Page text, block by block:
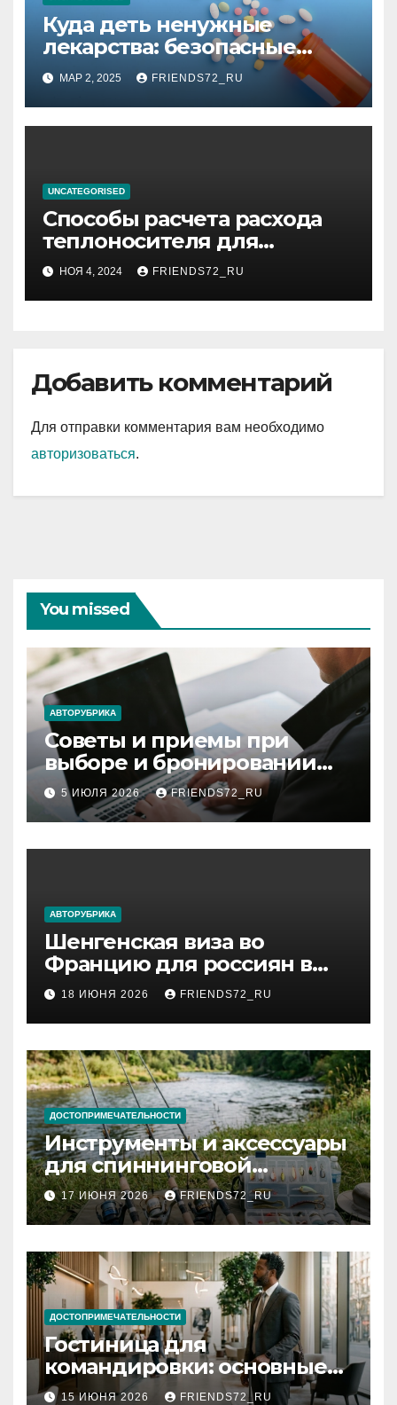
Куда деть ненужные
лекарства: безопасные
способы утилизации
МАР 2, 2025 FRIENDS72_RU
UNCATEGORISED
Способы расчета расхода
теплоносителя для
системы отопления
НОЯ 4, 2024 FRIENDS72_RU
Добавить комментарий
Для отправки комментария вам необходимо
авторизоваться.
You missed
АВТОРУБРИКА
Советы и приемы при
выборе и бронировании
авиабилетов
5 ИЮЛЯ 2026 FRIENDS72_RU
АВТОРУБРИКА
Шенгенская виза во
Францию для россиян в
2026 году: сроки от 3 дней
и список необходимых
документов
18 ИЮНЯ 2026 FRIENDS72_RU
ДОСТОПРИМЕЧАТЕЛЬНОСТИ
Инструменты и аксессуары
для спиннинговой
рыбалки: назначение и
типы
17 ИЮНЯ 2026 FRIENDS72_RU
ДОСТОПРИМЕЧАТЕЛЬНОСТИ
Гостиница для
командировки: основные
критерии выбора
15 ИЮНЯ 2026 FRIENDS72_RU